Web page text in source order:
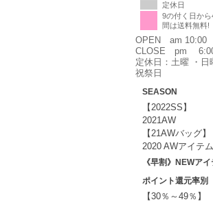
定休日
9の付く日から
間は送料無料!
OPEN am 10:00
CLOSE pm
定休日：土曜 ・日
祝祭日
SEASON
【2022SS】
2021AW
【21AWバッグ】
2020 AWアイテム
《早割》NEWア
ポイント還元率別
【30％～49％】